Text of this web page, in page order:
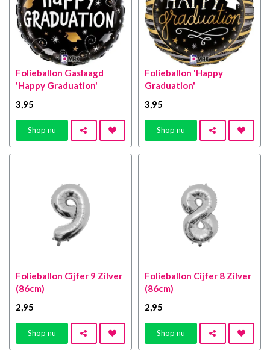
Folieballon Gaslaagd
'Happy Graduation'
3 ,95
Shop nu
Folieballon 'Happy
Graduation'
3 ,95
Shop nu
Folieballon Cijfer 9 Zilver
(86cm)
2 ,95
Shop nu
Folieballon Cijfer 8 Zilver
(86cm)
2 ,95
Shop nu